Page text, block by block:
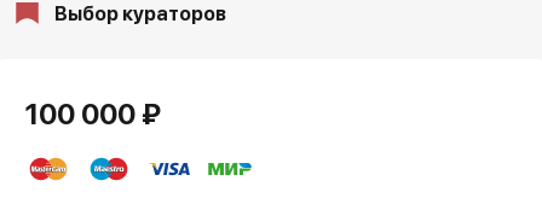
Выбор кураторов
100 000 ₽